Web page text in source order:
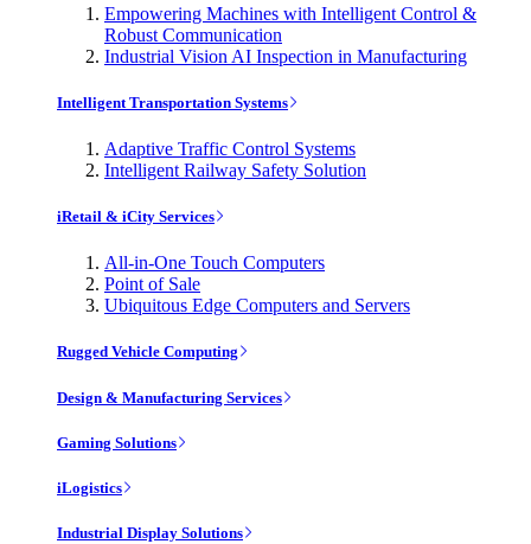
Empowering Machines with Intelligent Control &
Robust Communication
Industrial Vision AI Inspection in Manufacturing
Intelligent Transportation Systems
Adaptive Traffic Control Systems
Intelligent Railway Safety Solution
iRetail & iCity Services
All-in-One Touch Computers
Point of Sale
Ubiquitous Edge Computers and Servers
Rugged Vehicle Computing
Design & Manufacturing Services
Gaming Solutions
iLogistics
Industrial Display Solutions